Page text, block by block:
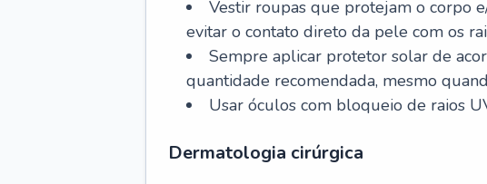
Vestir roupas que protejam o corpo
evitar o contato direto da pele com os
Sempre aplicar protetor solar de
quantidade recomendada, mesmo
Usar óculos com bloqueio de raios
Dermatologia cirúrgica